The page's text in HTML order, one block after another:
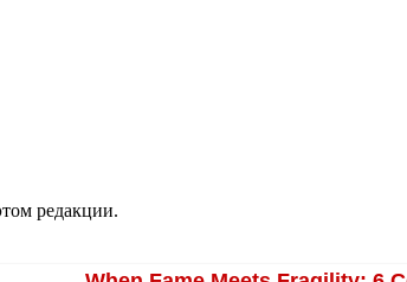
редакции.